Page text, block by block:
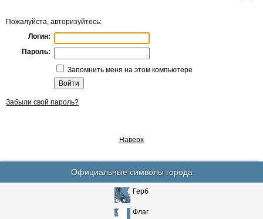
Пожалуйста, авторизуйтесь:
Логин:
Пароль:
Запомнить меня на этом компьютере
Забыли свой пароль?
Наверх
Официальные символы города
Герб
Флаг